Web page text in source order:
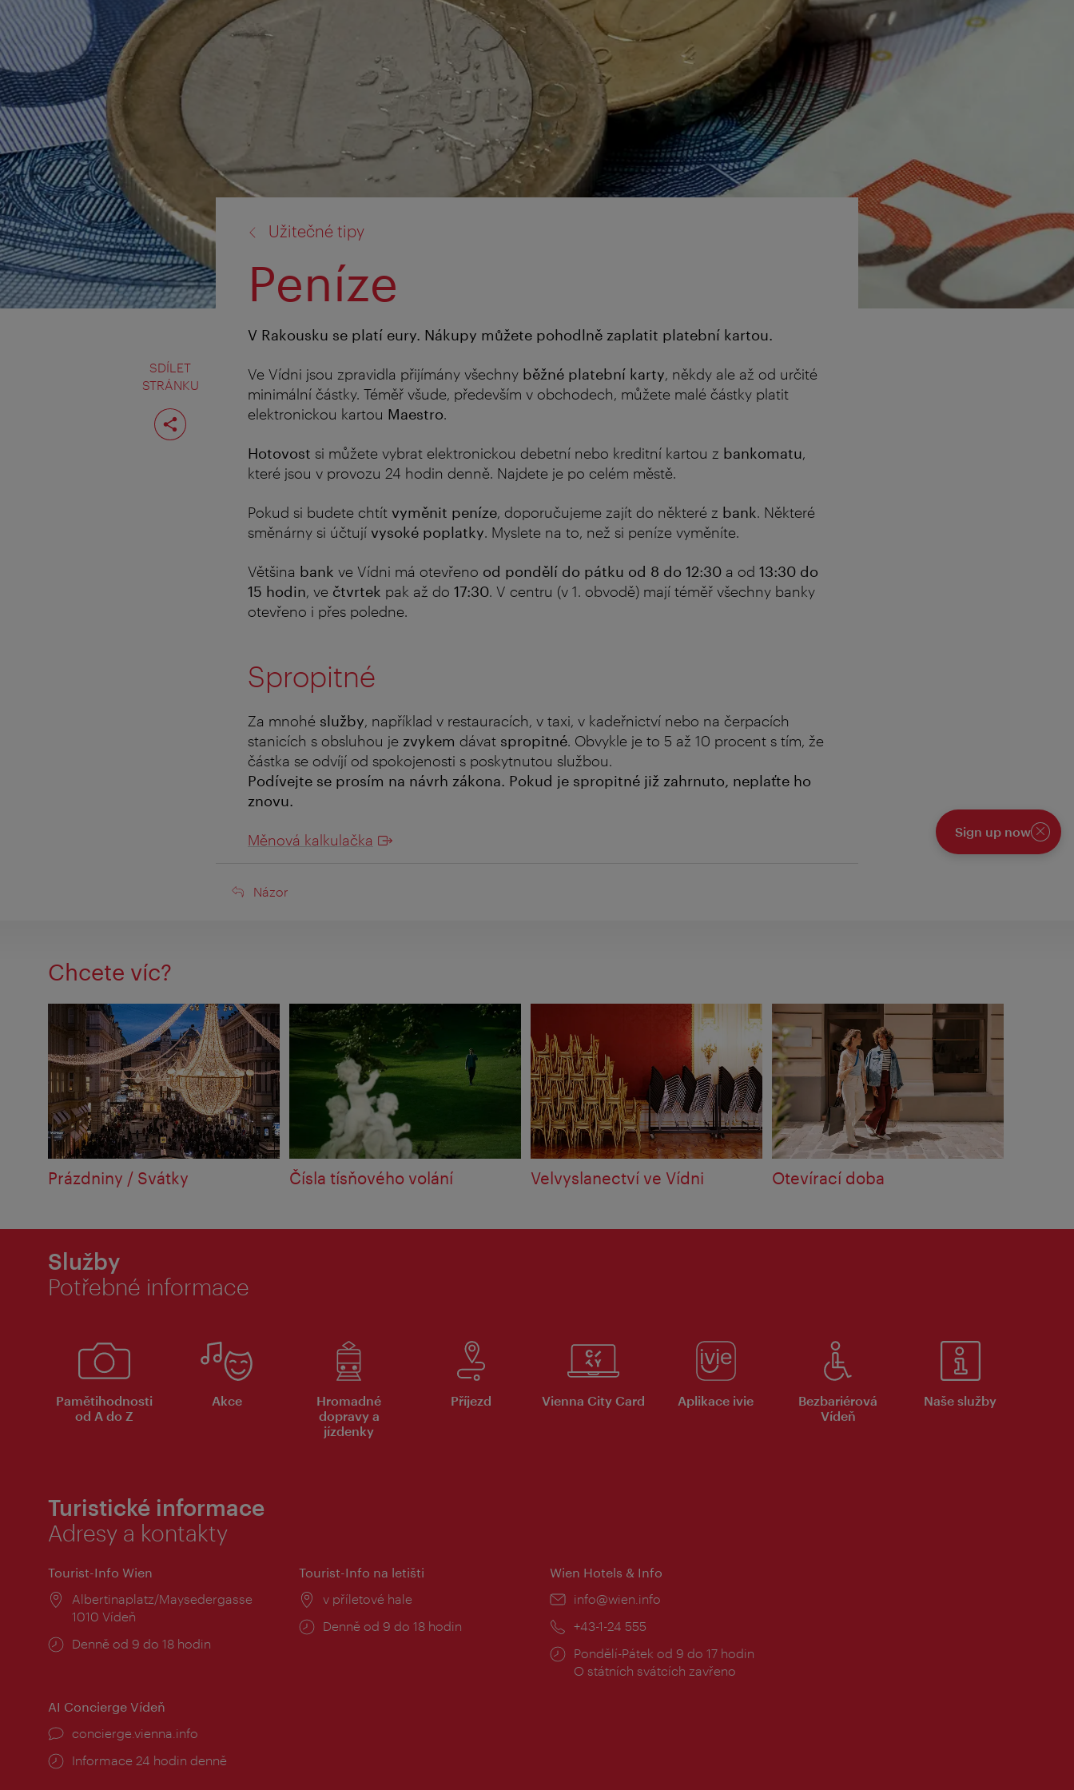
SDÍLET
STRÁNKU
Rozdělit
stranu
Užitečné tipy
Peníze
V Rakousku se platí eury. Nákupy můžete pohodlně zaplatit platební kartou.
Ve Vídni jsou zpravidla přijímány všechny běžné platební karty, někdy ale až od určité
minimální částky. Téměř všude, především v obchodech, můžete malé částky platit
elektronickou kartou Maestro.
Hotovost si můžete vybrat elektronickou debetní nebo kreditní kartou z bankomatu,
které jsou v provozu 24 hodin denně. Najdete je po celém městě.
Pokud si budete chtít vyměnit peníze, doporučujeme zajít do některé z bank. Některé
směnárny si účtují vysoké poplatky. Myslete na to, než si peníze vyměníte.
Většina bank ve Vídni má otevřeno od pondělí do pátku od 8 do 12:30 a od 13:30 do
15 hodin, ve čtvrtek pak až do 17:30. V centru (v 1. obvodě) mají téměř všechny banky
otevřeno i přes poledne.
Spropitné
Za mnohé služby, například v restauracích, v taxi, v kadeřnictví nebo na čerpacích
stanicích s obsluhou je zvykem dávat spropitné. Obvykle je to 5 až 10 procent s tím, že
částka se odvíjí od spokojenosti s poskytnutou službou.
Podívejte se prosím na návrh zákona. Pokud je spropitné již zahrnuto, neplaťte ho
znovu.
Měnová kalkulačka
Názor
Názor
Sign up now
Zavřít
Chcete víc?
Prázdniny / Svátky Čísla tísňového volání Velvyslanectví ve Vídni Otevírací doba
Služby
Potřebné informace
Pamětihodnosti
od A do Z
Akce
Hromadné
dopravy a
jízdenky
Příjezd Vienna City Card Aplikace ivie
Bezbariérová
Vídeň
Naše služby
Turistické informace
Adresy a kontakty
Tourist-Info Wien
Místo:
Albertinaplatz/Maysedergasse
1010 Vídeň
Provozní
Denně od 9 do 18 hodin
Tourist-Info na letišti
Místo:
v příletové hale
Provozní
Denně od 9 do 18 hodin
Wien Hotels & Info
E-
info@wien.info
Telefon:
+43-1-24 555
Provozní
doba:
Pondělí-Pátek od 9 do 17 hodin
O státních svátcích zavřeno
AI Concierge Vídeň
concierge.vienna.info
Informace 24 hodin denně